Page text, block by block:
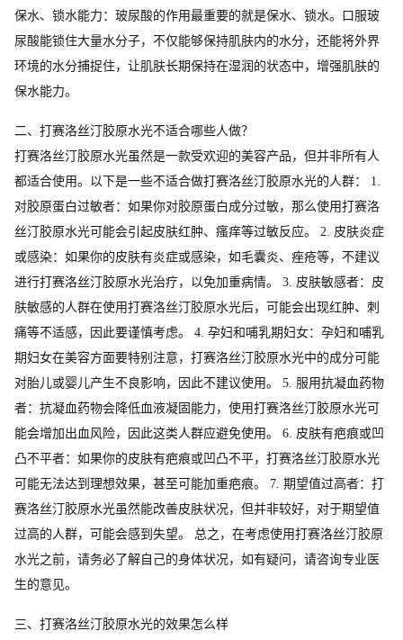
保水、锁水能力：玻尿酸的作用最重要的就是保水、锁水。口服玻
尿酸能锁住大量水分子，不仅能够保持肌肤内的水分，还能将外界
环境的水分捕捉住，让肌肤长期保持在湿润的状态中，增强肌肤的
保水能力。
二、打赛洛丝汀胶原水光不适合哪些人做？
打赛洛丝汀胶原水光虽然是一款受欢迎的美容产品，但并非所有人
都适合使用。以下是一些不适合做打赛洛丝汀胶原水光的人群： 1.
对胶原蛋白过敏者：如果你对胶原蛋白成分过敏，那么使用打赛洛
丝汀胶原水光可能会引起皮肤红肿、瘙痒等过敏反应。 2. 皮肤炎症
或感染：如果你的皮肤有炎症或感染，如毛囊炎、痤疮等，不建议
进行打赛洛丝汀胶原水光治疗，以免加重病情。 3. 皮肤敏感者：皮
肤敏感的人群在使用打赛洛丝汀胶原水光后，可能会出现红肿、刺
痛等不适感，因此要谨慎考虑。 4. 孕妇和哺乳期妇女：孕妇和哺乳
期妇女在美容方面要特别注意，打赛洛丝汀胶原水光中的成分可能
对胎儿或婴儿产生不良影响，因此不建议使用。 5. 服用抗凝血药物
者：抗凝血药物会降低血液凝固能力，使用打赛洛丝汀胶原水光可
能会增加出血风险，因此这类人群应避免使用。 6. 皮肤有疤痕或凹
凸不平者：如果你的皮肤有疤痕或凹凸不平，打赛洛丝汀胶原水光
可能无法达到理想效果，甚至可能加重疤痕。 7. 期望值过高者：打
赛洛丝汀胶原水光虽然能改善皮肤状况，但并非较好，对于期望值
过高的人群，可能会感到失望。 总之，在考虑使用打赛洛丝汀胶原
水光之前，请务必了解自己的身体状况，如有疑问，请咨询专业医
生的意见。
三、打赛洛丝汀胶原水光的效果怎么样